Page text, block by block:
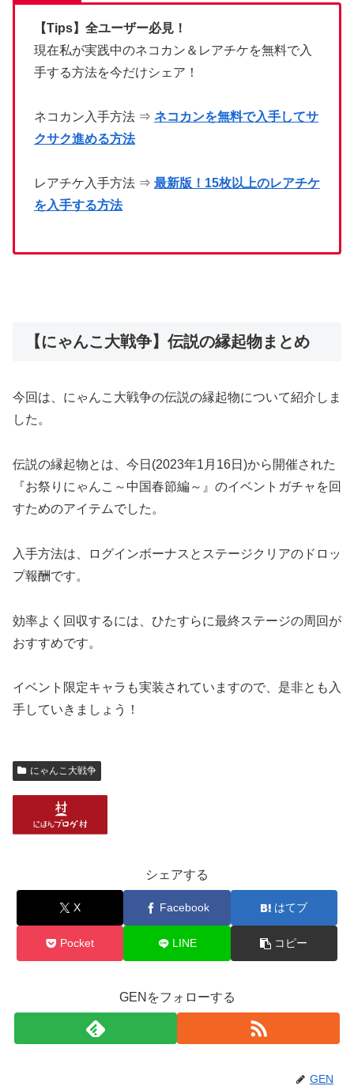
【Tips】全ユーザー必見！
現在私が実践中のネコカン＆レアチケを無料で入
手する方法を今だけシェア！
ネコカン入手方法 ⇒ ネコカンを無料で入手してサ
クサク進める方法
レアチケ入手方法 ⇒ 最新版！15枚以上のレアチケ
を入手する方法
【にゃんこ大戦争】伝説の縁起物まとめ
今回は、にゃんこ大戦争の伝説の縁起物について紹介しま
した。
伝説の縁起物とは、今日(2023年1月16日)から開催された
『お祭りにゃんこ～中国春節編～』のイベントガチャを回
すためのアイテムでした。
入手方法は、ログインボーナスとステージクリアのドロッ
プ報酬です。
効率よく回収するには、ひたすらに最終ステージの周回が
おすすめです。
イベント限定キャラも実装されていますので、是非とも入
手していきましょう！
にゃんこ大戦争
シェアする
X Facebook はてブ
Pocket LINE コピー
GENをフォローする
GEN